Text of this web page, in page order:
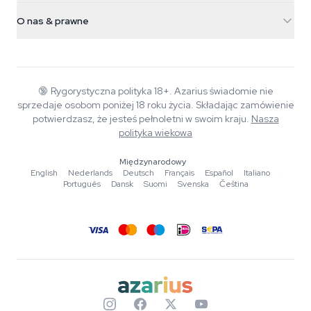
+31(0)204897914
Smokeshop
Polityka zwrotów
Polityka prywatności
O nas & prawne
Wiki
Muzyka
Narzędzia i kalkulatory
🔞 Rygorystyczna polityka 18+. Azarius świadomie nie
sprzedaje osobom poniżej 18 roku życia. Składając zamówienie
potwierdzasz, że jesteś pełnoletni w swoim kraju. Nasza
polityka wiekowa
Międzynarodowy
English
·Nederlands ·Deutsch ·Français ·Español ·Italiano
·
Português
·Dansk ·Suomi ·Svenska ·Čeština